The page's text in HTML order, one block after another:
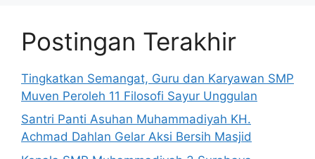
Postingan Terakhir
Tingkatkan Semangat, Guru dan Karyawan SMP
Muven Peroleh 11 Filosofi Sayur Unggulan
Santri Panti Asuhan Muhammadiyah KH.
Achmad Dahlan Gelar Aksi Bersih Masjid